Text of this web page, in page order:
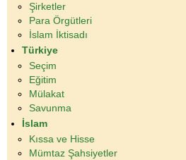
Şirketler
Para Örgütleri
İslam İktisadı
Türkiye
Seçim
Eğitim
Mülakat
Savunma
İslam
Kıssa ve Hisse
Mümtaz Şahsiyetler